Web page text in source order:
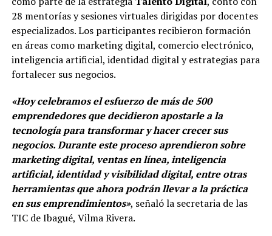
28 mentorías y sesiones virtuales dirigidas por docentes
especializados. Los participantes recibieron formación
en áreas como marketing digital, comercio electrónico,
inteligencia artificial, identidad digital y estrategias para
fortalecer sus negocios.
«Hoy celebramos el esfuerzo de más de 500
emprendedores que decidieron apostarle a la
tecnología para transformar y hacer crecer sus
negocios. Durante este proceso aprendieron sobre
marketing digital, ventas en línea, inteligencia
artificial, identidad y visibilidad digital, entre otras
herramientas que ahora podrán llevar a la práctica
en sus emprendimientos», señaló la secretaria de las
TIC de Ibagué, Vilma Rivera.